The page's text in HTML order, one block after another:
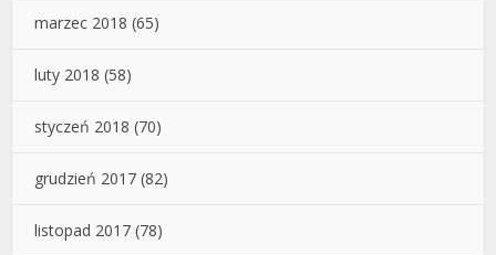
marzec 2018 (65)
luty 2018 (58)
styczeń 2018 (70)
grudzień 2017 (82)
listopad 2017 (78)